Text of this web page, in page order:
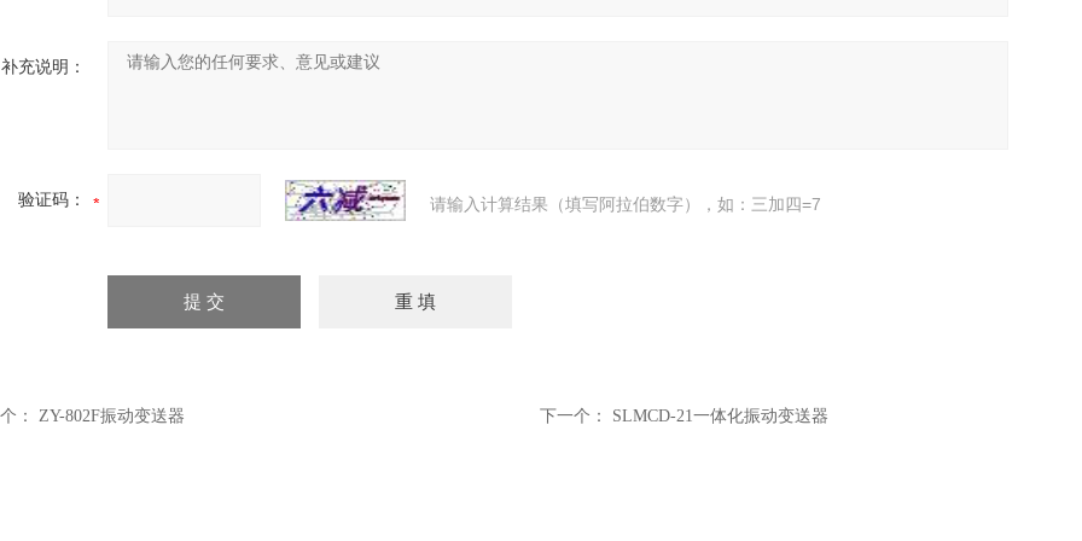
补充说明：
验证码： 请输入计算结果（填写阿拉伯数字），如：三加四=7
： ZY-802F振动变送器 下一个： SLMCD-21一体化振动变送器